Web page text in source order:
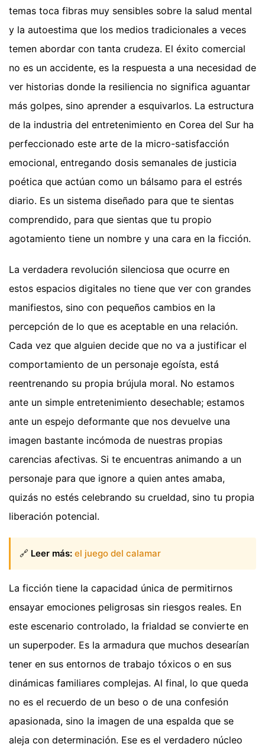
temas toca fibras muy sensibles sobre la salud mental
y la autoestima que los medios tradicionales a veces
temen abordar con tanta crudeza. El éxito comercial
no es un accidente, es la respuesta a una necesidad de
ver historias donde la resiliencia no significa aguantar
más golpes, sino aprender a esquivarlos. La estructura
de la industria del entretenimiento en Corea del Sur ha
perfeccionado este arte de la micro-satisfacción
emocional, entregando dosis semanales de justicia
poética que actúan como un bálsamo para el estrés
diario. Es un sistema diseñado para que te sientas
comprendido, para que sientas que tu propio
agotamiento tiene un nombre y una cara en la ficción.
La verdadera revolución silenciosa que ocurre en
estos espacios digitales no tiene que ver con grandes
manifiestos, sino con pequeños cambios en la
percepción de lo que es aceptable en una relación.
Cada vez que alguien decide que no va a justificar el
comportamiento de un personaje egoísta, está
reentrenando su propia brújula moral. No estamos
ante un simple entretenimiento desechable; estamos
ante un espejo deformante que nos devuelve una
imagen bastante incómoda de nuestras propias
carencias afectivas. Si te encuentras animando a un
personaje para que ignore a quien antes amaba,
quizás no estés celebrando su crueldad, sino tu propia
liberación potencial.
🔗 Leer más: el juego del calamar
La ficción tiene la capacidad única de permitirnos
ensayar emociones peligrosas sin riesgos reales. En
este escenario controlado, la frialdad se convierte en
un superpoder. Es la armadura que muchos desearían
tener en sus entornos de trabajo tóxicos o en sus
dinámicas familiares complejas. Al final, lo que queda
no es el recuerdo de un beso o de una confesión
apasionada, sino la imagen de una espalda que se
aleja con determinación. Ese es el verdadero núcleo